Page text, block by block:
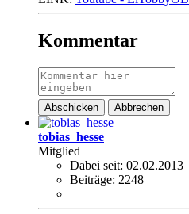
Kommentar
Abschicken Abbrechen
tobias_hesse
Mitglied
Dabei seit: 02.02.2013
Beiträge: 2248